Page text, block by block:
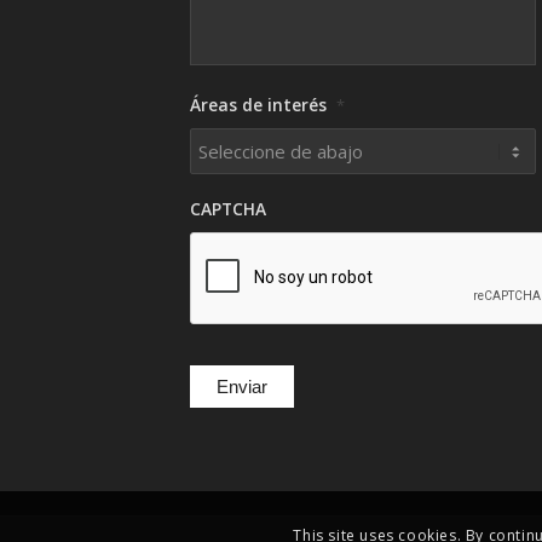
Áreas de interés *
CAPTCHA
This site uses cookies. By